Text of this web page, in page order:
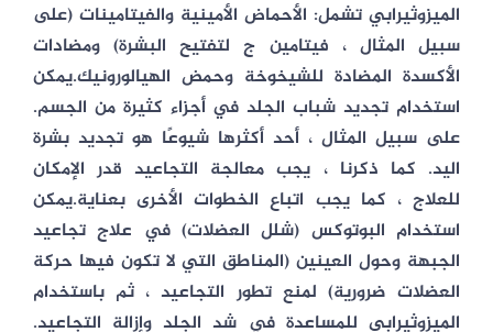
الميزوثيرابي تشمل: الأحماض الأمينية والفيتامينات (على
سبيل المثال ، فيتامين ج لتفتيح البشرة) ومضادات
الأكسدة المضادة للشيخوخة وحمض الهيالورونيك.يمكن
استخدام تجديد شباب الجلد في أجزاء كثيرة من الجسم.
على سبيل المثال ، أحد أكثرها شيوعًا هو تجديد بشرة
اليد. كما ذكرنا ، يجب معالجة التجاعيد قدر الإمكان
للعلاج ، كما يجب اتباع الخطوات الأخرى بعناية.يمكن
استخدام البوتوكس (شلل العضلات) في علاج تجاعيد
الجبهة وحول العينين (المناطق التي لا تكون فيها حركة
العضلات ضرورية) لمنع تطور التجاعيد ، ثم باستخدام
الميزوثيرابي للمساعدة في شد الجلد وإزالة التجاعيد.